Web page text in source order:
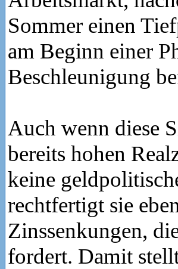
Sommer einen
am Beginn einer
Beschleunigung
Auch wenn diese
bereits hohen
keine
rechtfertigt sie
Zinssenkungen,
fordert. Damit